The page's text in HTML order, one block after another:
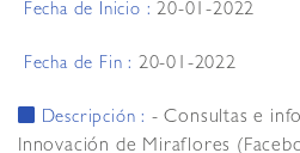
Fecha de Inicio : 20-01-2022
Fecha de Fin : 20-01-2022
Descripción : - Consultas e
Innovación de Miraflores